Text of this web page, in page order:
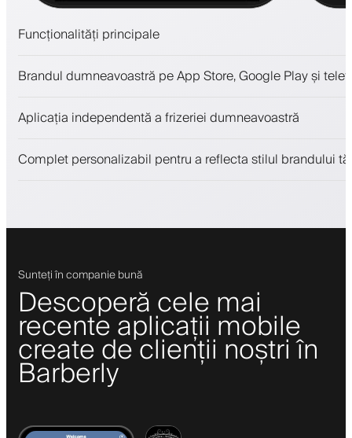
Funcționalități principale
Plăți, depozit de securitate
Implică clienții cu un program de loialitate
Brandul dumneavoastră pe App Store, Google Play și
Aplicația independentă a frizeriei dumneavoastră
Complet personalizabil pentru a reflecta stilul brandului
Sunteți în companie bună
Descoperă cele mai
recente aplicații mobile
create de clienții noștri în
Barberly